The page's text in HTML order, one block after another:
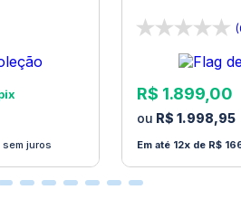
sem juros
R$ 1.899, 00
R$ 1.998,95
12 R$